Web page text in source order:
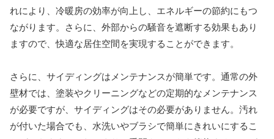
れにより、冷暖房の効率が向上し、エネルギーの節約にもつ
ながります。さらに、外部からの騒音を遮断する効果もあり
ますので、快適な居住空間を実現することができます。
さらに、サイディングはメンテナンスが簡単です。通常の外
壁材では、塗装やクリーニングなどの定期的なメンテナンス
が必要ですが、サイディングはその必要がありません。汚れ
が付いた場合でも、水洗いやブラシで簡単にきれいにするこ